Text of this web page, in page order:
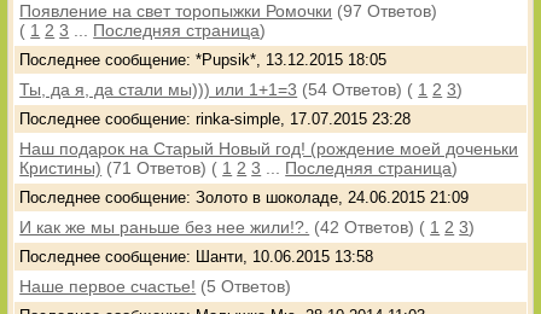
Появление на свет торопыжки Ромочки (97 Ответов)
( 1 2 3 Последняя страница)
Последнее сообщение: *Pupsik*, 13.12.2015 18:05
Ты, да я, да стали мы))) или 1+1=3 (54 Ответов) ( 1 2 3)
Последнее сообщение: rinka-simple, 17.07.2015 23:28
Наш подарок на Старый Новый год! (рождение моей доченьки
Кристины) (71 Ответов) ( 1 2 3 Последняя страница)
Последнее сообщение: Золото в шоколаде, 24.06.2015 21:09
И как же мы раньше без нее жили!?. (42 Ответов) ( 1 2 3)
Последнее сообщение: Шанти, 10.06.2015 13:58
Наше первое счастье! (5 Ответов)